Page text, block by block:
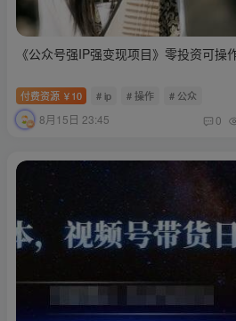
《公众号强IP强变现项目》零投资可操
付费资源 ￥ 10 # ip # 操作 # 公众
8月15日 23:45 0